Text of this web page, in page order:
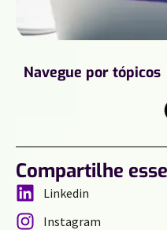
Navegue por tópicos
Compartilhe
Linkedin
Instagram